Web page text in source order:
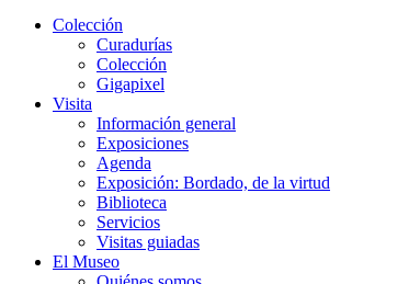
Colección
Curadurías
Colección
Gigapixel
Visita
Información general
Exposiciones
Agenda
Exposición: Bordado, de la virtud
Biblioteca
Servicios
Visitas guiadas
El Museo